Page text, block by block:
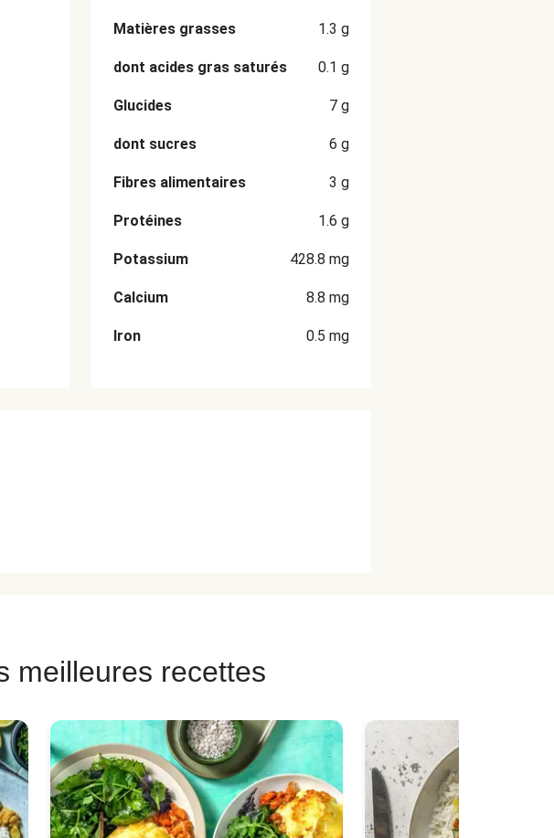
Matières grasses 1.3 g
dont acides gras saturés 0.1 g
Glucides 7 g
dont sucres 6 g
Fibres alimentaires 3 g
Protéines 1.6 g
Potassium 428.8 mg
Calcium 8.8 mg
Iron 0.5 mg
meilleures recettes